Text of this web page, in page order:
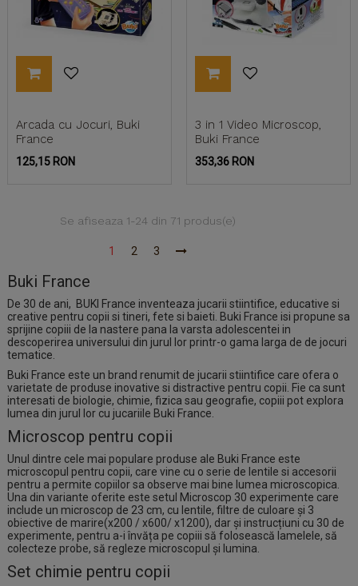
Arcada cu Jocuri, Buki
France
Pret
125,15 RON
3 in 1 Video Microscop,
Buki France
Pret
353,36 RON
Se afiseaza 1-24 din 71 produs(e)
1 2 3
Buki France
De 30 de ani, BUKI France inventeaza jucarii stiintifice, educative si
creative pentru copii si tineri, fete si baieti. Buki France isi propune sa
sprijine copiii de la nastere pana la varsta adolescentei in
descoperirea universului din jurul lor printr-o gama larga de de jocuri
tematice.
Buki France este un brand renumit de jucarii stiintifice care ofera o
varietate de produse inovative si distractive pentru copii. Fie ca sunt
interesati de biologie, chimie, fizica sau geografie, copiii pot explora
lumea din jurul lor cu jucariile Buki France.
Microscop pentru copii
Unul dintre cele mai populare produse ale Buki France este
microscopul pentru copii, care vine cu o serie de lentile si accesorii
pentru a permite copiilor sa observe mai bine lumea microscopica.
Una din variante oferite este setul Microscop 30 experimente care
include un microscop de 23 cm, cu lentile, filtre de culoare și 3
obiective de marire(x200 / x600/ x1200), dar și instrucțiuni cu 30 de
experimente, pentru a-i învăța pe copiii să folosească lamelele, să
colecteze probe, să regleze microscopul și lumina.
Set chimie pentru copii